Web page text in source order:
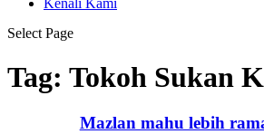
Select Page
Tag: Tokoh Sukan
Mazlan mahu lebih